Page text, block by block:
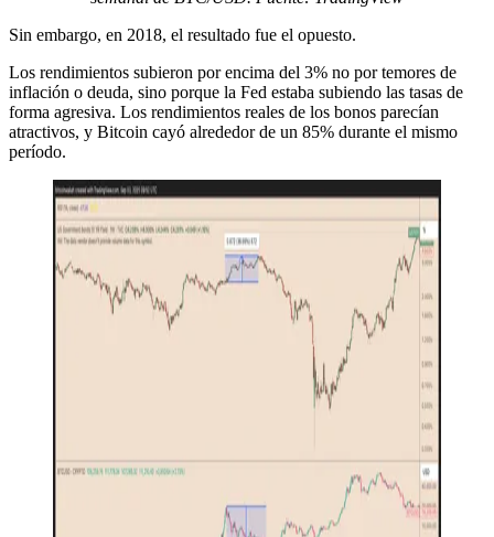
Sin embargo, en 2018, el resultado fue el opuesto.
Los rendimientos subieron por encima del 3% no por temores de
inflación o deuda, sino porque la Fed estaba subiendo las tasas de
forma agresiva. Los rendimientos reales de los bonos parecían
atractivos, y Bitcoin cayó alrededor de un 85% durante el mismo
período.